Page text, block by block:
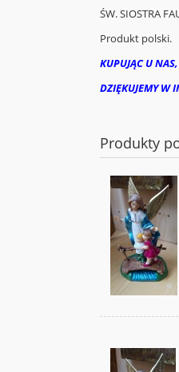
ŚW. SIOSTRA
Produkt polski.
KUPUJĄC U
DZIĘKUJEMY W
Produkty